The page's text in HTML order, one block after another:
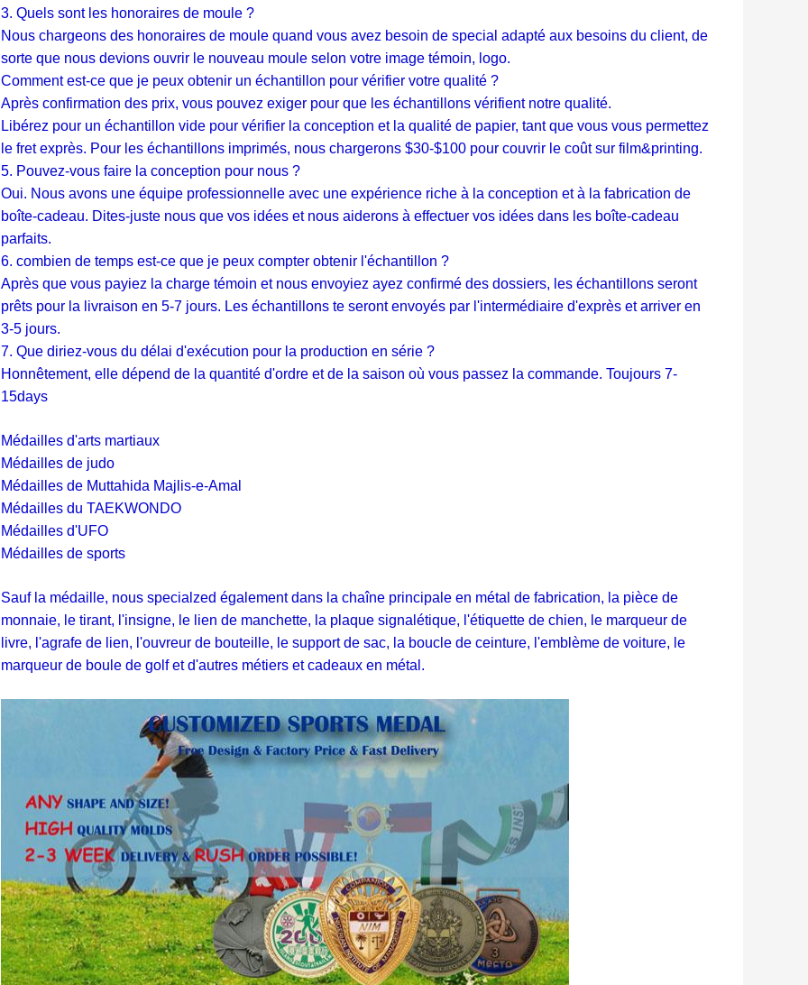
3. Quels sont les honoraires de moule ?
Nous chargeons des honoraires de moule quand vous avez besoin de special adapté aux besoins du client, de
sorte que nous devions ouvrir le nouveau moule selon votre image témoin, logo.
Comment est-ce que je peux obtenir un échantillon pour vérifier votre qualité ?
Après confirmation des prix, vous pouvez exiger pour que les échantillons vérifient notre qualité.
Libérez pour un échantillon vide pour vérifier la conception et la qualité de papier, tant que vous vous permettez
le fret exprès. Pour les échantillons imprimés, nous chargerons $30-$100 pour couvrir le coût sur film&printing.
5. Pouvez-vous faire la conception pour nous ?
Oui. Nous avons une équipe professionnelle avec une expérience riche à la conception et à la fabrication de
boîte-cadeau. Dites-juste nous que vos idées et nous aiderons à effectuer vos idées dans les boîte-cadeau
parfaits.
6. combien de temps est-ce que je peux compter obtenir l'échantillon ?
Après que vous payiez la charge témoin et nous envoyiez ayez confirmé des dossiers, les échantillons seront
prêts pour la livraison en 5-7 jours. Les échantillons te seront envoyés par l'intermédiaire d'exprès et arriver en
3-5 jours.
7. Que diriez-vous du délai d'exécution pour la production en série ?
Honnêtement, elle dépend de la quantité d'ordre et de la saison où vous passez la commande. Toujours 7-
15days
Médailles d'arts martiaux
Médailles de judo
Médailles de Muttahida Majlis-e-Amal
Médailles du TAEKWONDO
Médailles d'UFO
Médailles de sports
Sauf la médaille, nous specialzed également dans la chaîne principale en métal de fabrication, la pièce de
monnaie, le tirant, l'insigne, le lien de manchette, la plaque signalétique, l'étiquette de chien, le marqueur de
livre, l'agrafe de lien, l'ouvreur de bouteille, le support de sac, la boucle de ceinture, l'emblème de voiture, le
marqueur de boule de golf et d'autres métiers et cadeaux en métal.